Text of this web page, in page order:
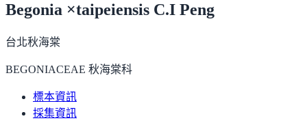
Begonia ×taipeiensis C.I Peng
台北秋海棠
BEGONIACEAE 秋海棠科
標本資訊
採集資訊